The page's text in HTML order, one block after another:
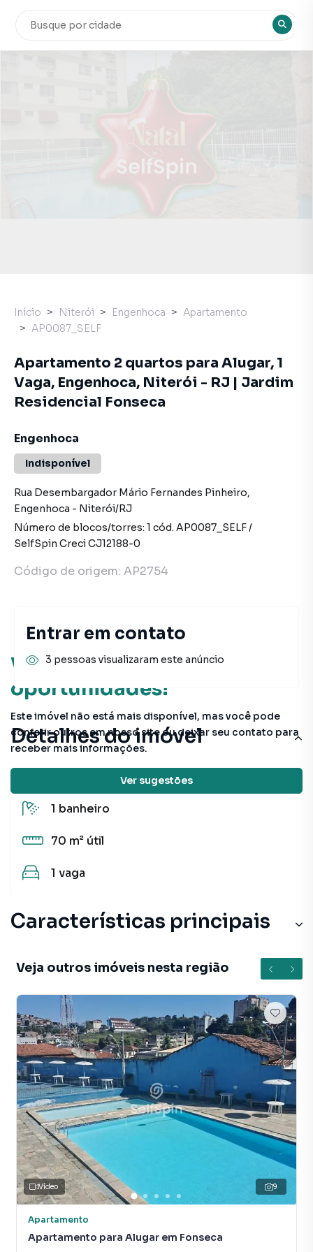
Você pode encontrar novas
oportunidades!
Este imóvel não está mais disponível, mas você pode
conferir outros em nosso site ou deixar seu contato para
receber mais informações.
Ver sugestões
Detalhes do imóvel
1 banheiro
70 m² útil
1 vaga
Características principais
Veja outros imóveis nesta região
9
Vídeo
Apartamento
Apartamento para Alugar em Fonseca
Início Niterói Engenhoca
Apartamento
AP0087_SELF
Apartamento 2 quartos para Alugar, 1
Vaga, Engenhoca, Niterói - RJ | Jardim
Residencial Fonseca
Engenhoca
Indisponível
Rua Desembargador Mário Fernandes Pinheiro,
Engenhoca - Niterói/RJ
Número de blocos/torres: 1 cód. AP0087_SELF/
SelfSpin CreciCJ12188-0
Código de origem: AP2754
Entrar em contato
3 pessoas visualizaram este anúncio